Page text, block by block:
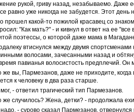
рукой, гриву назад, незабываемо. Даже
равно уже никогда не забудется. Этот
прошел какой-то пожилой красавец со
"Как мать?" - и кивнул в ответ на ее
поэтессы, о которой даже мама в
втиснулся между двумя
волосами, зачесанными назад и
павианья волосистость предплечий. Он
же вы, Пармезанов, даже не приходите,
к человеку в два раза старше.
- ответил трагический тип Пармезанов.
же случилось? Жена, детки? - продолжала
- сурово сказал Пармезанов, отвернулся